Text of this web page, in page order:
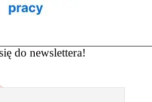
do newslettera!